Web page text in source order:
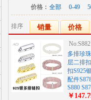
价格： 全部 0-49
排序 销量 价格
多排珍
层二排
扣S925
配件
S880
￥